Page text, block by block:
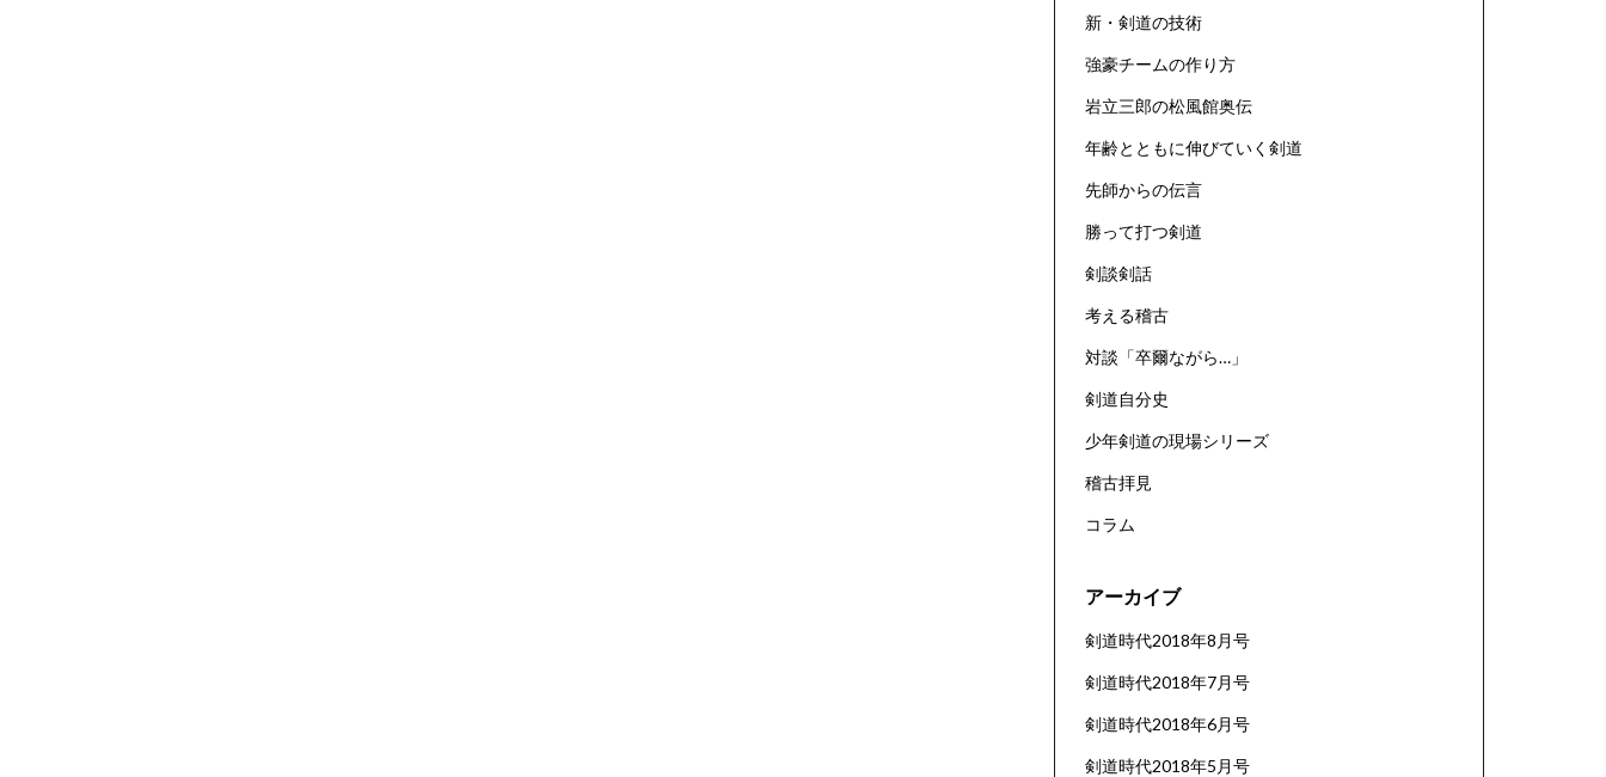
新・剣道の技術
強豪チームの作り方
岩立三郎の松風館奥伝
年齢とともに伸びていく剣道
先師からの伝言
勝って打つ剣道
剣談剣話
考える稽古
対談「卒爾ながら…」
剣道自分史
少年剣道の現場シリーズ
稽古拝見
コラム
アーカイブ
剣道時代2018年8月号
剣道時代2018年7月号
剣道時代2018年6月号
剣道時代2018年5月号